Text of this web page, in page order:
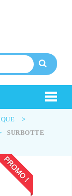
>
SURBOTTE
PROMO !